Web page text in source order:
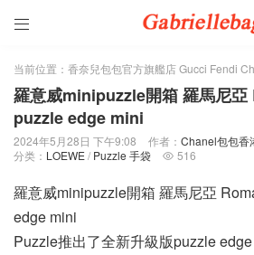

当前位置： 香奈兒包包官方旗艦店 Gucci Fendi
羅意威minipuzzle開箱 羅馬尼
puzzle edge mini
2024年5月28日 下午9:08 作者： Chanel包包香
分类： LOEWE/ Puzzle 手袋  516
羅意威minipuzzle開箱 羅馬尼亞
edge mini
Puzzle推出了全新升級版puzzle